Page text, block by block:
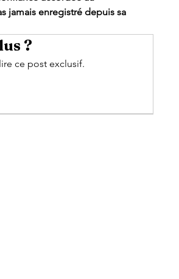
jamais enregistré depuis sa
?
ce post exclusif.